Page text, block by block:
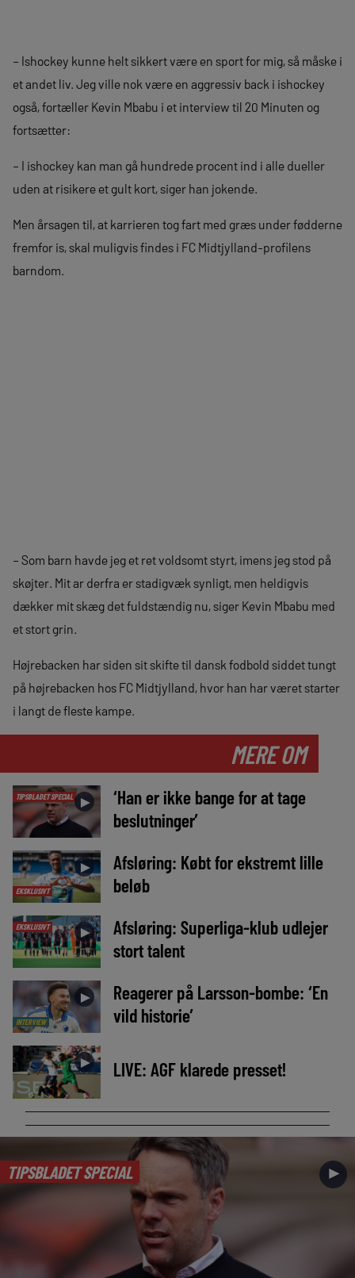
– Ishockey kunne helt sikkert være en sport for mig, så måske i
et andet liv. Jeg ville nok være en aggressiv back i ishockey
også, fortæller Kevin Mbabu i et interview til 20 Minuten og
fortsætter:
– I ishockey kan man gå hundrede procent ind i alle dueller
uden at risikere et gult kort, siger han jokende.
Men årsagen til, at karrieren tog fart med græs under fødderne
fremfor is, skal muligvis findes i FC Midtjylland-profilens
barndom.
– Som barn havde jeg et ret voldsomt styrt, imens jeg stod på
skøjter. Mit ar derfra er stadigvæk synligt, men heldigvis
dækker mit skæg det fuldstændig nu, siger Kevin Mbabu med
et stort grin.
Højrebacken har siden sit skifte til dansk fodbold siddet tungt
på højrebacken hos FC Midtjylland, hvor han har været starter
i langt de fleste kampe.
MERE OM
TIPSBLADET SPECIAL ►
‘Han er ikke bange for at tage
beslutninger’
EKSKLUSIVT
►
Afsløring: Købt for ekstremt lille
beløb
EKSKLUSIVT ►
Afsløring: Superliga-klub udlejer
stort talent
INTERVIEW
►
Reagerer på Larsson-bombe: ‘En
vild historie’
► LIVE: AGF klarede presset!
TIPSBLADET SPECIAL ►